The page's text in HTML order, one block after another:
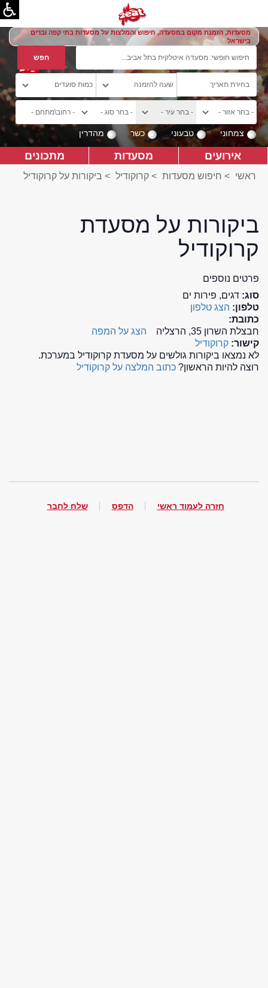
מסעדות, הזמנת מקום במסעדה, חיפוש והמלצות על מסעדות בתי קפה וברים
בישראל
צמחוני טבעוני כשר מהדרין
אירועים מסעדות מתכונים
ראשי > חיפוש מסעדות > קרוקודיל > ביקורות על קרוקודיל
ביקורות על מסעדת
קרוקודיל
פרטים נוספים
סוג: דגים, פירות ים
טלפון: הצג טלפון
כתובת:
חבצלת השרון 35, הרצליה
הצג על המפה
קישור: קרוקודיל
לא נמצאו ביקורות גולשים על מסעדת קרוקודיל במערכת.
רוצה להיות הראשון? כתוב המלצה על קרוקודיל
חזרה לעמוד ראשי הדפס שלח לחבר